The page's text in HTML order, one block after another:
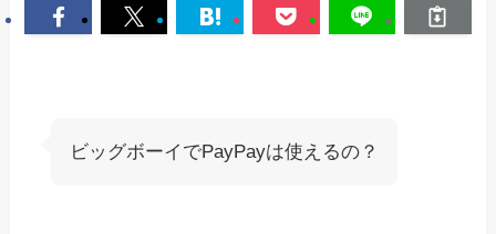
ビッグボーイでPayPayは使えるの？